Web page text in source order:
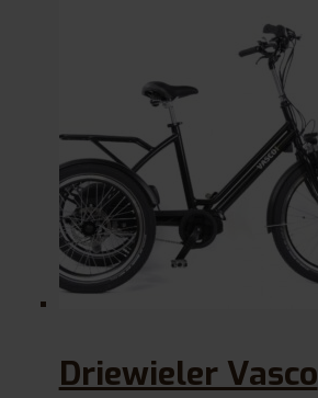
Driewieler Vasco